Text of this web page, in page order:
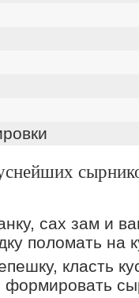
сах зам и
поломать на
класть